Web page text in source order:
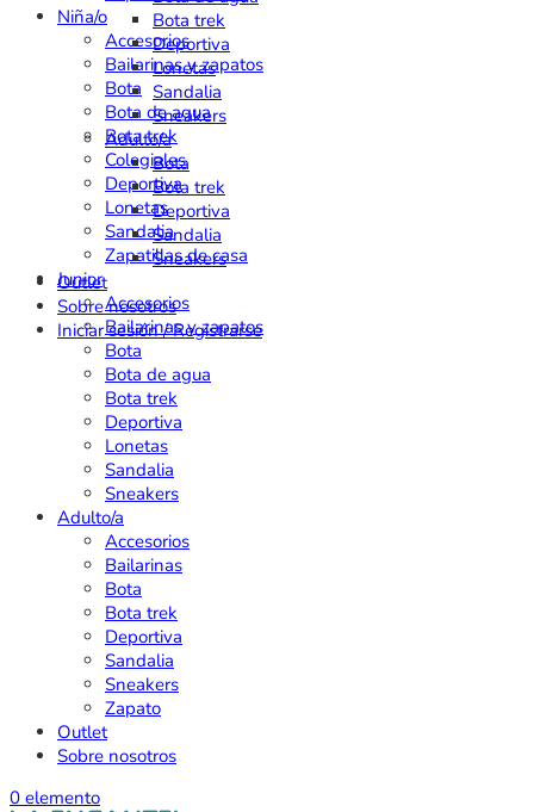
Niña/o
Accesorios
Bailarinas y zapatos
Bota
Bota de agua
Bota trek
Colegiales
Deportiva
Lonetas
Sandalia
Zapatillas de casa
Junior
Accesorios
Bailarinas y zapatos
Bota
Bota de agua
Bota trek
Deportiva
Lonetas
Sandalia
Sneakers
Adulto/a
Accesorios
Bailarinas
Bota
Bota trek
Deportiva
Sandalia
Sneakers
Zapato
Outlet
Sobre nosotros
0 elemento
Bota trek
Deportiva
Lonetas
Sandalia
Sneakers
Adulto/a
Bota
Bota trek
Deportiva
Sandalia
Sneakers
Outlet
Sobre nosotros
Iniciar sesión / Registrarse